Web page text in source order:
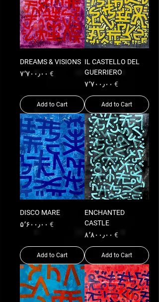
IL CASTELLO DEL
GUERRIERO
Price
€ ۷٬۷۰۰٫۰۰
Add to Cart
DREAMS & VISIONS
Price
€ ۷٬۷۰۰٫۰۰
Add to Cart
ENCHANTED
CASTLE
Price
€ ۸٬۸۰۰٫۰۰
Add to Cart
DISCO MARE
Price
€ ۵٬۶۰۰٫۰۰
Add to Cart